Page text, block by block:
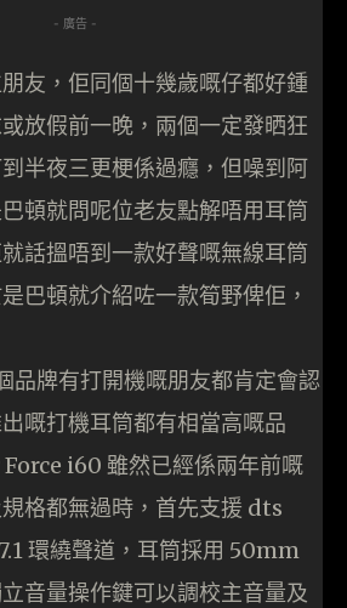
- 廣告 -
友，佢同個十幾歲嘅仔都好鍾
放假前一晚，兩個一定發晒狂
半夜三更梗係過癮，但噪到阿
頓就問呢位老友點解唔用耳筒
話搵唔到一款好聲嘅無線耳筒
巴頓就介紹咗一款筍野俾佢，
牌有打開機嘅朋友都肯定會認
嘅打機耳筒都有相當高嘅品
i60 雖然已經係兩年前嘅
格都無過時，首先支援 dts
環繞聲道，耳筒採用 50mm
音量操作鍵可以調校主音量及